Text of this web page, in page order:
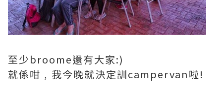
至少broome還有大家:)
就係咁﹐我今晚就決定訓campervan啦!